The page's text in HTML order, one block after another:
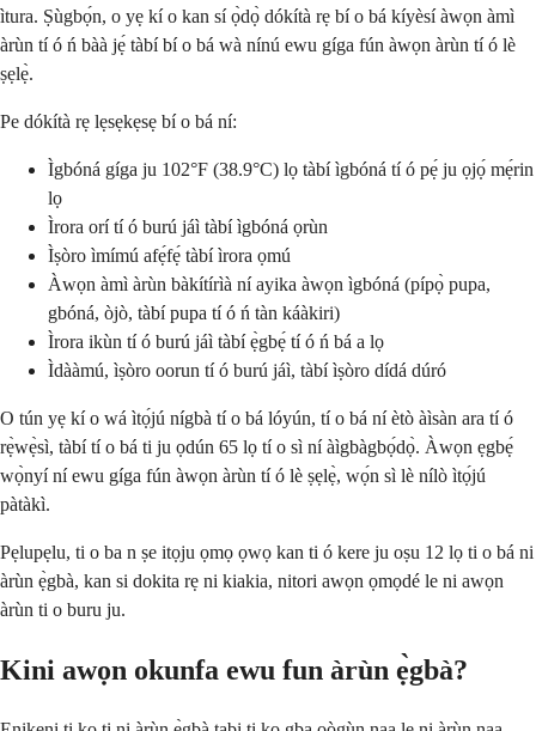
ìtura. Ṣùgbọ́n, o yẹ kí o kan sí ọ̀dọ̀ dókítà rẹ bí o bá kíyèsí àwọn àmì
àrùn tí ó ń bàà jẹ́ tàbí bí o bá wà nínú ewu gíga fún àwọn àrùn tí ó lè
ṣẹlẹ̀.
Pe dókítà rẹ lẹsẹkẹsẹ bí o bá ní:
Ìgbóná gíga ju 102°F (38.9°C) lọ tàbí ìgbóná tí ó pẹ́ ju ọjọ́ mẹ́rin
lọ
Ìrora orí tí ó burú jáì tàbí ìgbóná ọrùn
Ìṣòro ìmímú afẹ́fẹ́ tàbí ìrora ọmú
Àwọn àmì àrùn bàkítírìà ní ayika àwọn ìgbóná (pípọ̀ pupa,
gbóná, òjò, tàbí pupa tí ó ń tàn káàkiri)
Ìrora ikùn tí ó burú jáì tàbí ẹ̀gbẹ́ tí ó ń bá a lọ
Ìdààmú, ìṣòro oorun tí ó burú jáì, tàbí ìṣòro dídá dúró
O tún yẹ kí o wá ìtọ́jú nígbà tí o bá lóyún, tí o bá ní ètò àìsàn ara tí ó
rẹ̀wẹ̀sì, tàbí tí o bá ti ju ọdún 65 lọ tí o sì ní àìgbàgbọ́dọ̀. Àwọn ẹgbẹ́
wọ̀nyí ní ewu gíga fún àwọn àrùn tí ó lè ṣẹlẹ̀, wọ́n sì lè nílò ìtọ́jú
pàtàkì.
Pẹlupẹlu, ti o ba n ṣe itọju ọmọ ọwọ kan ti ó kere ju oṣu 12 lọ ti o bá ni
àrùn ẹ̀gbà, kan si dokita rẹ ni kiakia, nitori awọn ọmọdé le ni awọn
àrùn ti o buru ju.
Kini awọn okunfa ewu fun àrùn ẹ̀gbà?